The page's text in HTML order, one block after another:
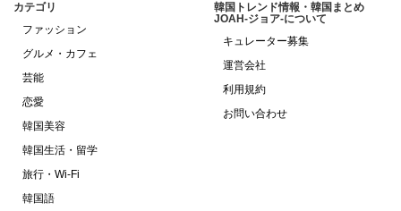
カテゴリ
ファッション
グルメ・カフェ
芸能
恋愛
韓国美容
韓国生活・留学
旅行・Wi-Fi
韓国語
韓国トレンド情報・韓国まとめ
JOAH-ジョア-について
キュレーター募集
運営会社
利用規約
お問い合わせ